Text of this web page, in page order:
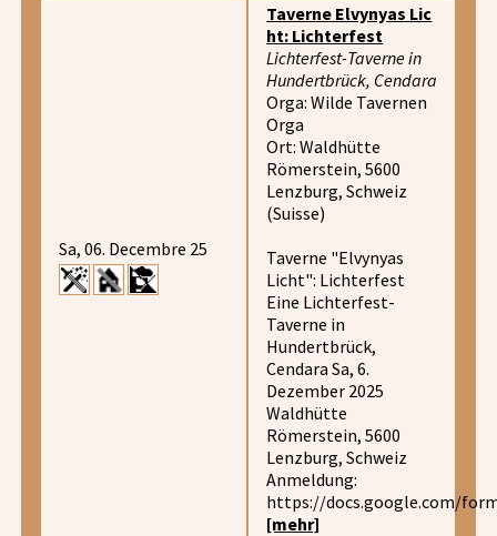
Sa, 06. Decembre 25
Taverne Elvynyas Lic
ht: Lichterfest
Lichterfest-Taverne in
Hundertbrück, Cendara
Orga: Wilde Tavernen
Orga
Ort: Waldhütte
Römerstein, 5600
Lenzburg, Schweiz
(Suisse)
Taverne "Elvynyas
Licht": Lichterfest
Eine Lichterfest-
Taverne in
Hundertbrück,
Cendara Sa, 6.
Dezember 2025
Waldhütte
Römerstein, 5600
Lenzburg, Schweiz
Anmeldung:
https://docs.google.com/
[mehr]